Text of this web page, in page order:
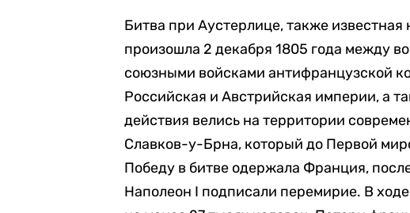
Битва при Аустерлице, также известная
произошла 2 декабря 1805 года между
союзными войсками антифранцузской
Российская и Австрийская империи, а
действия велись на территории
Славков-у-Брна, который до Первой
Победу в битве одержала Франция,
Наполеон I подписали перемирие. В